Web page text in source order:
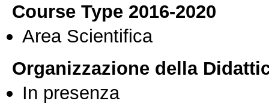
Course Type 2016-2020
Area Scientifica
Organizzazione della
In presenza